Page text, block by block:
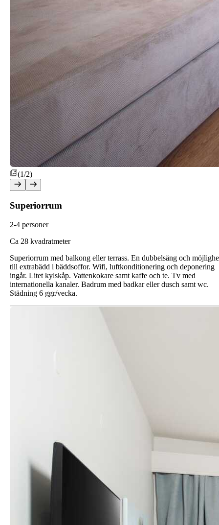
(1/2)
Superiorrum
2-4 personer
Ca 28 kvadratmeter
Superiorrum med balkong eller terrass. En dubbelsäng och
till extrabädd i bäddsoffor. Wifi, luftkonditionering och deponering
ingår. Litet kylskåp. Vattenkokare samt kaffe och te. Tv med
internationella kanaler. Badrum med badkar eller dusch samt wc.
Städning 6 ggr/vecka.